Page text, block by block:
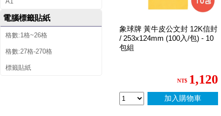
電腦標籤貼紙
格數:1格~26格
格數:27格-270格
標籤貼紙
象球牌 黃牛皮公文封 12K信封
/ 253x124mm (100入/包) - 10
包組
NT$ 1,120
加入購物車